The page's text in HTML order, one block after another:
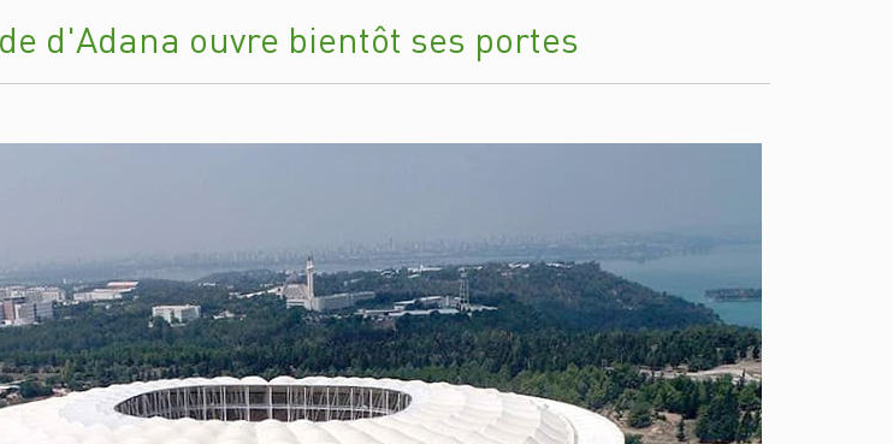
d'Adana ouvre bientôt ses portes